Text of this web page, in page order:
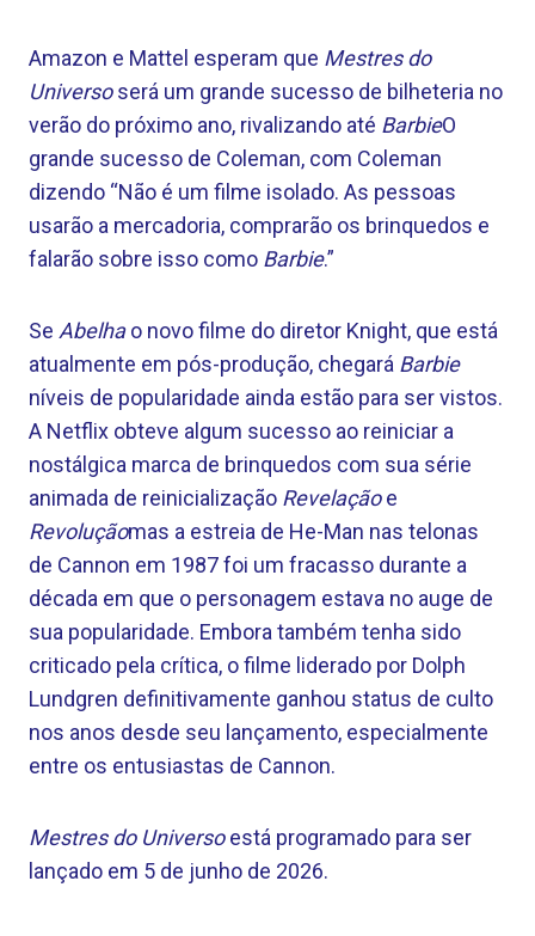
Amazon e Mattel esperam que Mestres do
Universoserá um grande sucesso de bilheteria no
verão do próximo ano, rivalizando até BarbieO
grande sucesso de Coleman, com Coleman
dizendo “Não é um filme isolado. As pessoas
usarão a mercadoria, comprarão os brinquedos e
falarão sobre isso como Barbie.”
Se Abelhao novo filme do diretor Knight, que está
atualmente em pós-produção, chegará Barbie
níveis de popularidade ainda estão para ser vistos.
A Netflix obteve algum sucesso ao reiniciar a
nostálgica marca de brinquedos com sua série
animada de reinicialização Revelaçãoe
Revoluçãomas a estreia de He-Man nas telonas
de Cannon em 1987 foi um fracasso durante a
década em que o personagem estava no auge de
sua popularidade. Embora também tenha sido
criticado pela crítica, o filme liderado por Dolph
Lundgren definitivamente ganhou status de culto
nos anos desde seu lançamento, especialmente
entre os entusiastas de Cannon.
Mestres do Universoestá programado para ser
lançado em 5 de junho de 2026.